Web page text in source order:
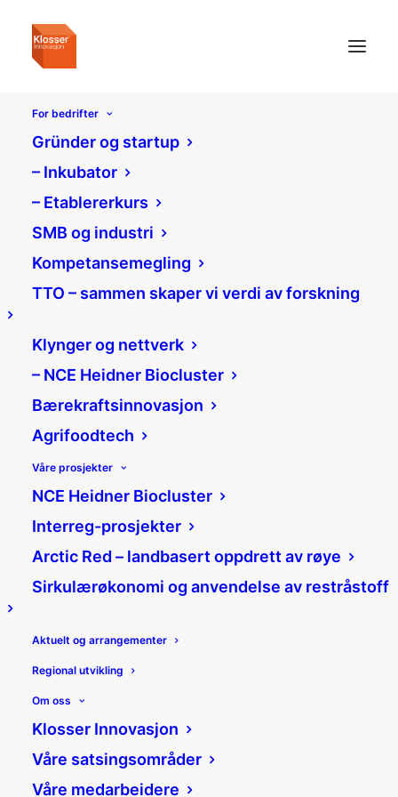
For bedrifter
Gründer og startup
– Inkubator
– Etablererkurs
SMB og industri
Kompetansemegling
TTO – sammen skaper vi verdi av forskning
Klynger og nettverk
– NCE Heidner Biocluster
Bærekraftsinnovasjon
Agrifoodtech
Våre prosjekter
NCE Heidner Biocluster
Interreg-prosjekter
Arctic Red – landbasert oppdrett av røye
Sirkulærøkonomi og anvendelse av restråstoff
Aktuelt og arrangementer
Regional utvikling
Om oss
Klosser Innovasjon
Våre satsingsområder
Våre medarbeidere
E-post:ronny@klosser.no
Han har yrkesfaglig bakgrunn, med teknisk
fagskole som grunnpilar, og har hatt ledende
stillinger innen flere bransjer (aluminium, plast og